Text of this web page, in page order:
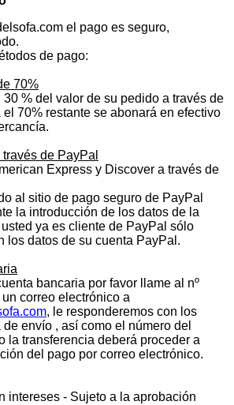
el pago es seguro,
de pago:
70%
% del valor de su pedido a través de
70% restante se abonará en efectivo
de PayPal
Express y Discover a través de
al sitio de pago seguro de PayPal
la introducción de los datos de la
ya es cliente de PayPal sólo
los datos de su cuenta PayPal.
bancaria por favor llame al nº
correo electrónico a
, le responderemos con los
envío , así como el número del
la transferencia deberá proceder a
del pago por correo electrónico.
intereses - Sujeto a la aprobación